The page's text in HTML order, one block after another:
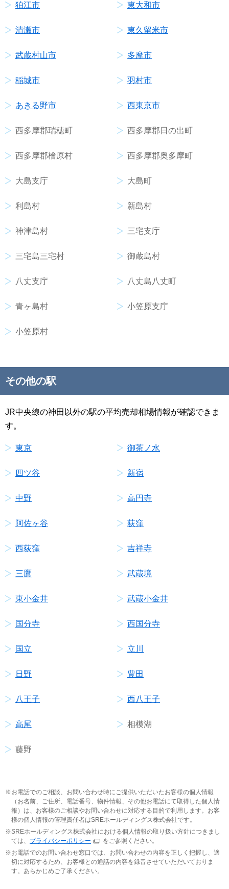
狛江市 東大和市
清瀬市 東久留米市
武蔵村山市 多摩市
稲城市 羽村市
あきる野市 西東京市
西多摩郡瑞穂町 西多摩郡日の出町
西多摩郡檜原村 西多摩郡奥多摩町
大島支庁 大島町
利島村 新島村
神津島村 三宅支庁
三宅島三宅村 御蔵島村
八丈支庁 八丈島八丈町
青ヶ島村 小笠原支庁
小笠原村
その他の駅
JR中央線の神田以外の駅の平均売却相場情報が確認できま
す。
東京 御茶ノ水
四ツ谷 新宿
中野 高円寺
阿佐ヶ谷 荻窪
西荻窪 吉祥寺
三鷹 武蔵境
東小金井 武蔵小金井
国分寺 西国分寺
国立 立川
日野 豊田
八王子 西八王子
高尾 相模湖
藤野
お電話でのご相談、お問い合わせ時にご提供いただいたお客様の個人情報
（お名前、ご住所、電話番号、物件情報、その他お電話にて取得した個人情
報）は、お客様のご相談やお問い合わせに対応する目的で利用します。お客
様の個人情報の管理責任者はSREホールディングス株式会社です。
SREホールディングス株式会社における個人情報の取り扱い方針につきまし
ては、 プライバシーポリシー
をご参照ください。
お電話でのお問い合わせ窓口では、お問い合わせの内容を正しく把握し、適
切に対応するため、お客様との通話の内容を録音させていただいておりま
す。あらかじめご了承ください。